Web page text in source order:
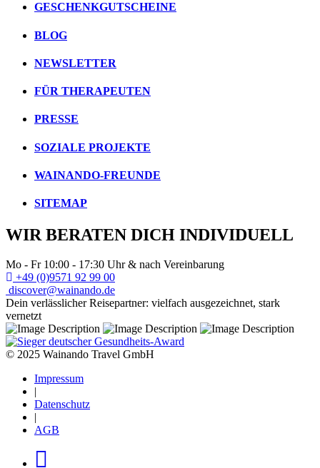
GESCHENKGUTSCHEINE
BLOG
NEWSLETTER
FÜR THERAPEUTEN
PRESSE
SOZIALE PROJEKTE
WAINANDO-FREUNDE
SITEMAP
WIR BERATEN DICH INDIVIDUELL
Mo - Fr 10:00 - 17:30 Uhr & nach Vereinbarung
+49 (0)9571 92 99 00
discover@wainando.de
Dein verlässlicher Reisepartner: vielfach ausgezeichnet, stark
vernetzt
© 2025 Wainando Travel GmbH
Impressum
|
Datenschutz
|
AGB